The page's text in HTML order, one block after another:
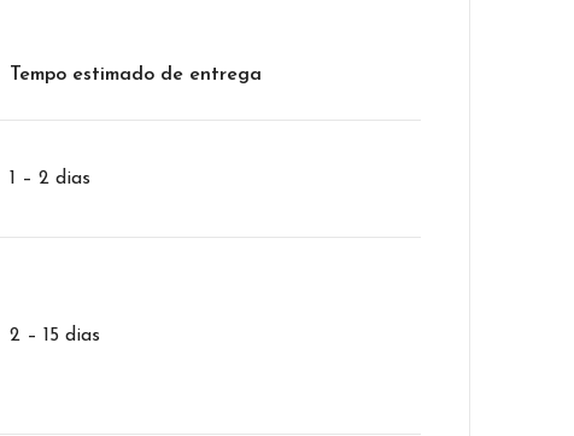
Tempo estimado de entrega
1 – 2 dias
2 – 15 dias